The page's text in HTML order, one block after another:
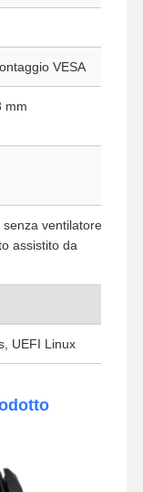
VESA
mm
ventilatore,
assistito da
UEFI Linux